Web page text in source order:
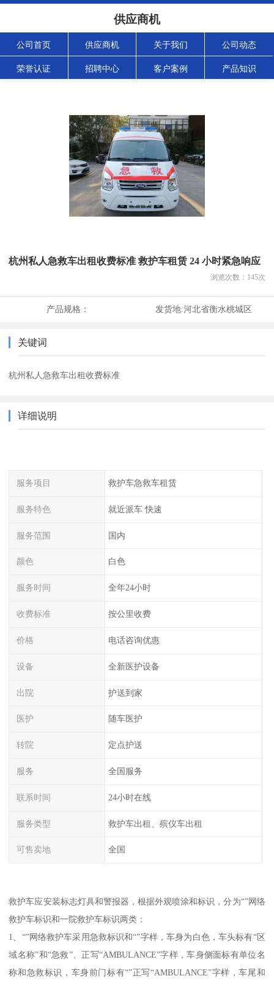
供应商机
公司首页 供应商机 关于我们 公司动态
荣誉认证 招聘中心 客户案例 产品知识
杭州私人急救车出租收费标准 救护车租赁 24 小时紧急响应
浏览次数： 145次
产品规格： 发货地:河北省衡水桃城区
关键词
杭州私人急救车出租收费标准
详细说明
服务项目 救护车急救车租赁
服务特色 就近派车 快速
服务范围 国内
颜色 白色
服务时间 全年24小时
收费标准 按公里收费
价格 电话咨询优惠
设备 全新医护设备
出院 护送到家
医护 随车医护
转院 定点护送
服务 全国服务
联系时间 24小时在线
服务类型 救护车出租、殡仪车出租
可售卖地 全国
救护车应安装标志灯具和警报器，根据外观喷涂和标识，分为“”网络
救护车标识和一院救护车标识两类：
1、“”网络救护车采用急救标识和“”字样，车身为白色，车头标有“区
域名称”和“急救”、正写“AMBULANCE”字样，车身侧面标有单位名
称和急救标识，车身前门标有“”正写“AMBULANCE”字样，车尾和